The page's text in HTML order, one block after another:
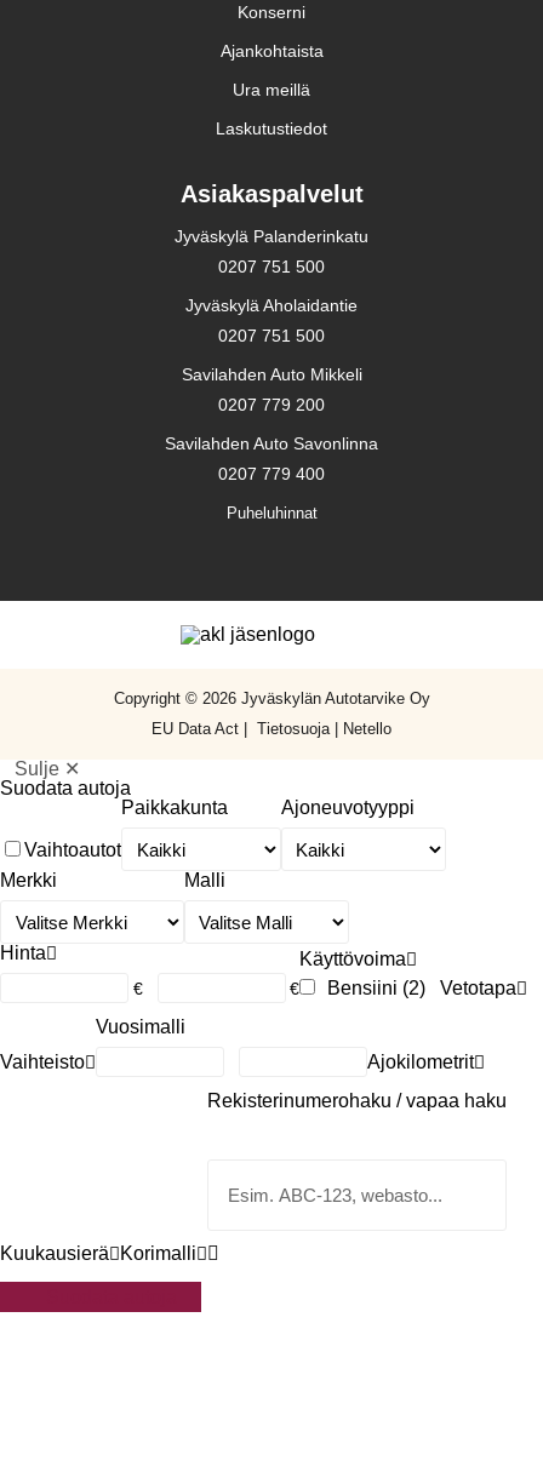
Konserni
Ajankohtaista
Ura meillä
Laskutustiedot
Asiakaspalvelut
Jyväskylä Palanderinkatu
0207 751 500
Jyväskylä Aholaidantie
0207 751 500
Savilahden Auto Mikkeli
0207 779 200
Savilahden Auto Savonlinna
0207 779 400
Puheluhinnat
Copyright © 2026 Jyväskylän Autotarvike Oy
EU Data Act
Tietosuoja| Netello
Sulje ✕
Suodata autoja
Vaihtoautot
Paikkakunta Ajoneuvotyyppi
Merkki Malli
Hinta
€ €
Käyttövoima
Bensiini (2) Vetotapa
Vaihteisto
Vuosimalli
Ajokilometrit
Kuukausierä Korimalli
Rekisterinumerohaku / vapaa haku